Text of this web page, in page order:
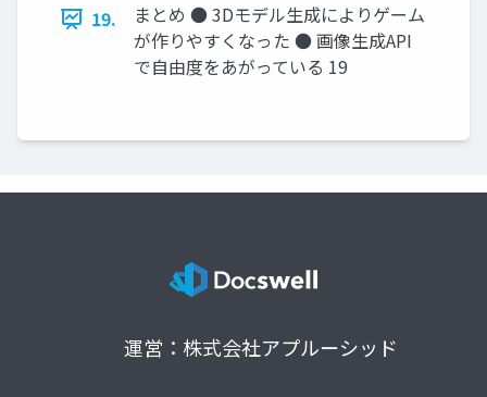
19.
まとめ ● 3Dモデル生成によりゲーム
が作りやすくなった ● 画像生成API
で自由度をあがっている 19
運営：株式会社アプルーシッド